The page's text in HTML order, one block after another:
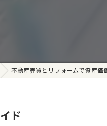
不動産売買とリフォームで資産
ド